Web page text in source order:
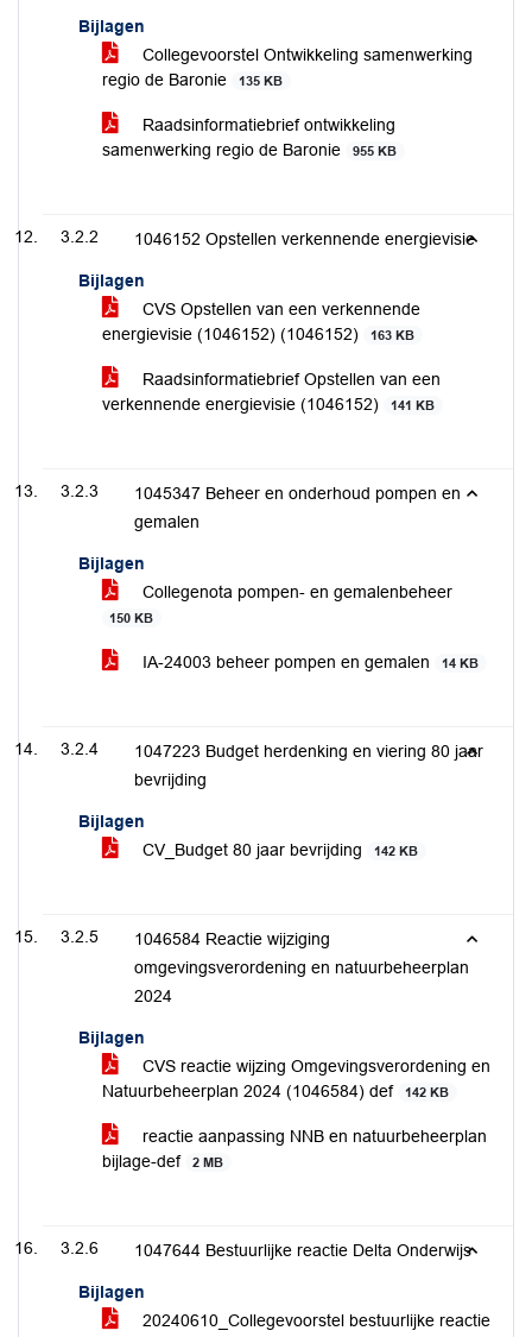
Bijlagen
Collegevoorstel Ontwikkeling samenwerking
regio de Baronie
135 KB
Raadsinformatiebrief ontwikkeling
samenwerking regio de Baronie
955 KB
3.2.2 1046152 Opstellen verkennende energievisie
Bijlagen
CVS Opstellen van een verkennende
energievisie (1046152) (1046152)
163 KB
Raadsinformatiebrief Opstellen van een
verkennende energievisie (1046152)
141 KB
3.2.3
1045347 Beheer en onderhoud pompen en
gemalen
Bijlagen
Collegenota pompen- en gemalenbeheer
150 KB
IA-24003 beheer pompen en gemalen 14 KB
3.2.4
1047223 Budget herdenking en viering 80 jaar
bevrijding
Bijlagen
CV_Budget 80 jaar bevrijding
142 KB
3.2.5
1046584 Reactie wijziging
omgevingsverordening en natuurbeheerplan
2024
Bijlagen
CVS reactie wijzing Omgevingsverordening en
Natuurbeheerplan 2024 (1046584) def
142 KB
reactie aanpassing NNB en natuurbeheerplan
bijlage-def
2 MB
3.2.6 1047644 Bestuurlijke reactie Delta Onderwijs
Bijlagen
20240610_Collegevoorstel bestuurlijke reactie